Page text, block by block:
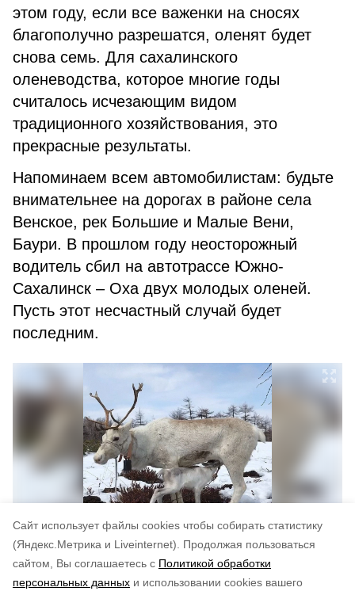
Cайт использует файлы cookies чтобы собирать статистику
(Яндекс.Метрика и Liveinternet).
Продолжая пользоваться
сайтом, Вы соглашаетесь с Политикой обработки
персональных данных и использовании cookies вашего
этом году, если все важенки на сносях
благополучно разрешатся, оленят будет
снова семь. Для сахалинского
оленеводства, которое многие годы
считалось исчезающим видом
традиционного хозяйствования, это
прекрасные результаты.
Напоминаем всем автомобилистам: будьте
внимательнее на дорогах в районе села
Венское, рек Большие и Малые Вени,
Баури. В прошлом году неосторожный
водитель сбил на автотрассе Южно-
Сахалинск – Оха двух молодых оленей.
Пусть этот несчастный случай будет
последним.
по оценке